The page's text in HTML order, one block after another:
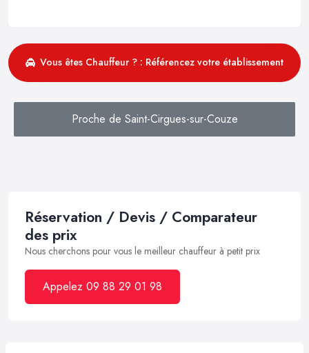
Vous êtes Chauffeur ? : Référencez votre établissement
Proche de Saint-Cirgues-sur-Couze
Réservation / Devis / Comparateur
des prix
Nous cherchons pour vous le meilleur chauffeur à petit prix
Appelez 09 88 29 01 98